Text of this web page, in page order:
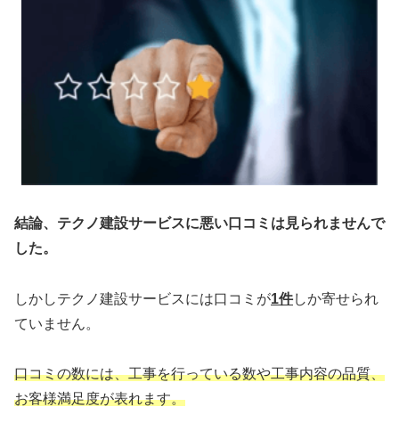
結論、テクノ建設サービスに悪い口コミは見られませんで
した。
しかしテクノ建設サービスには口コミが1件しか寄せられ
ていません。
口コミの数には、工事を行っている数や工事内容の品質、
お客様満足度が表れます。